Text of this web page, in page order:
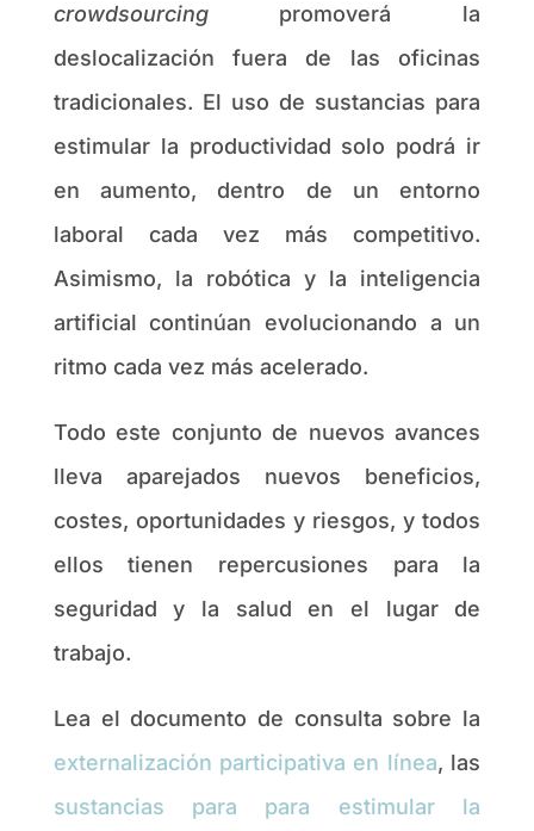
crowdsourcingpromoverá la
deslocalización fuera de las oficinas
tradicionales. El uso de sustancias para
estimular la productividad solo podrá ir
en aumento, dentro de un entorno
laboral cada vez más competitivo.
Asimismo, la robótica y la inteligencia
artificial continúan evolucionando a un
ritmo cada vez más acelerado.
Todo este conjunto de nuevos avances
lleva aparejados nuevos beneficios,
costes, oportunidades y riesgos, y todos
ellos tienen repercusiones para la
seguridad y la salud en el lugar de
trabajo.
Lea el documento de consulta sobre la
externalización participativa en línea, las
sustancias para para estimular la